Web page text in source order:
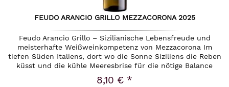
FEUDO ARANCIO GRILLO MEZZACORONA 2025
Feudo Arancio Grillo – Sizilianische Lebensfreude und
meisterhafte Weißweinkompetenz von Mezzacorona Im
tiefen Süden Italiens, dort wo die Sonne Siziliens die Reben
küsst und die kühle Meeresbrise für die nötige Balance
sorgt, liegt das...
8,10 € *